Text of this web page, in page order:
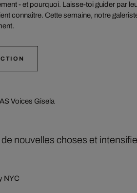
- et pourquoi. Laisse-toi guider par
connaître. Cette semaine, notre
nouvelles choses et
NYC